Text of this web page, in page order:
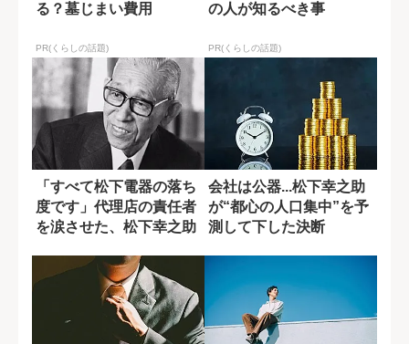
る？墓じまい費用
PR(くらしの話題)
の人が知るべき事
PR(くらしの話題)
「すべて松下電器の落ち
度です」代理店の責任者
を涙させた、松下幸之助
会社は公器...松下幸之助
が“都心の人口集中”を予
測して下した決断